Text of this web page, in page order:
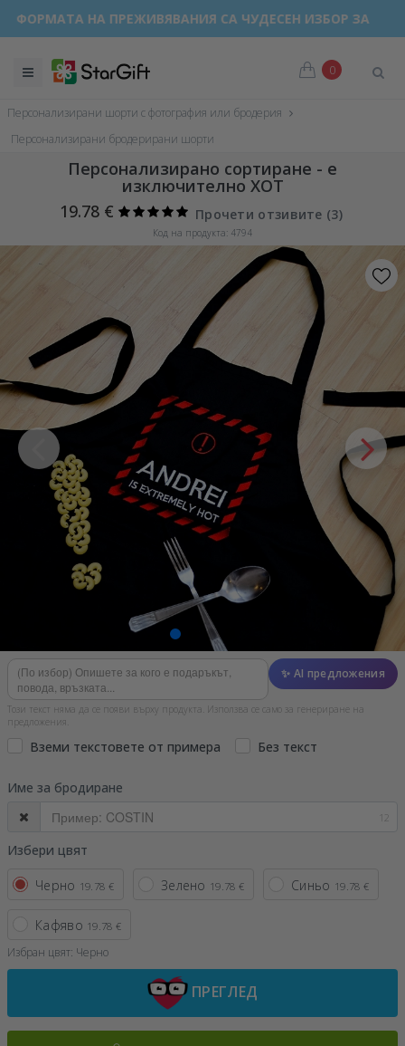
НА ПРЕЖИВЯВАНИЯ СА ЧУДЕСЕН ИЗБОР ЗА ВСЕКИ
0
Персонализирани шорти с фотография или бродерия
Персонализирани бродерирани шорти
Персонализирано сортиране - е
изключително ХОТ
19.78 €
Прочети отзивите (3)
Код на продукта: 4794
✨ AI предложения
Този текст няма да се появи върху продукта. Използва се само за генериране на
предложения.
Вземи текстовете от примера Без текст
Име за бродиране
12
Избери цвят
Черно 19.78 € Зелено 19.78 € Синьо 19.78 €
Кафяво 19.78 €
Избран цвят: Черно
ПРЕГЛЕД